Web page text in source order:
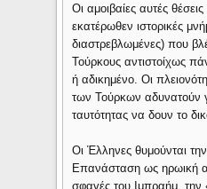
Οι αμοιβαίες αυτές θέσεις
εκατέρωθεν ιστορικές
διαστρεβλωμένες) που
Τούρκους αντιστοίχως
ή αδικημένο. Οι
των Τούρκων αδυνατούν
ταυτότητας να δουν το
Οι Έλληνες θυμούνται
Επανάσταση ως ηρωική
σφαγές του Ιμπραήμ,